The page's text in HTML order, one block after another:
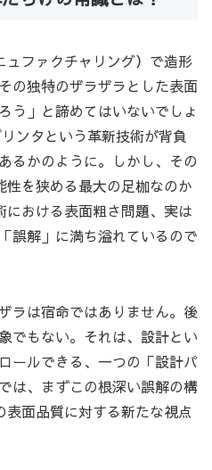
ファクチャリング）で造形
の独特のザラザラとした表面
う」と諦めてはいないでしょ
ンタという革新技術が背負
るかのように。しかし、その
を狭める最大の足枷なのか
おける表面粗さ問題、実は
誤解」に満ち溢れているので
ラは宿命ではありません。後
でもない。それは、設計とい
ールできる、一つの「設計パ
は、まずこの根深い誤解の構
面品質に対する新たな視点